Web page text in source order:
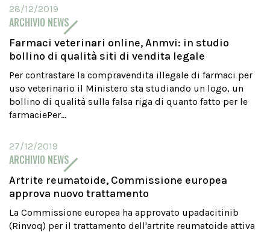
28/12/2019
ARCHIVIO NEWS
Farmaci veterinari online, Anmvi: in studio
bollino di qualità siti di vendita legale
Per contrastare la compravendita illegale di farmaci per
uso veterinario il Ministero sta studiando un logo, un
bollino di qualità sulla falsa riga di quanto fatto per le
farmaciePer...
27/12/2019
ARCHIVIO NEWS
Artrite reumatoide, Commissione europea
approva nuovo trattamento
La Commissione europea ha approvato upadacitinib
(Rinvoq) per il trattamento dell'artrite reumatoide attiva